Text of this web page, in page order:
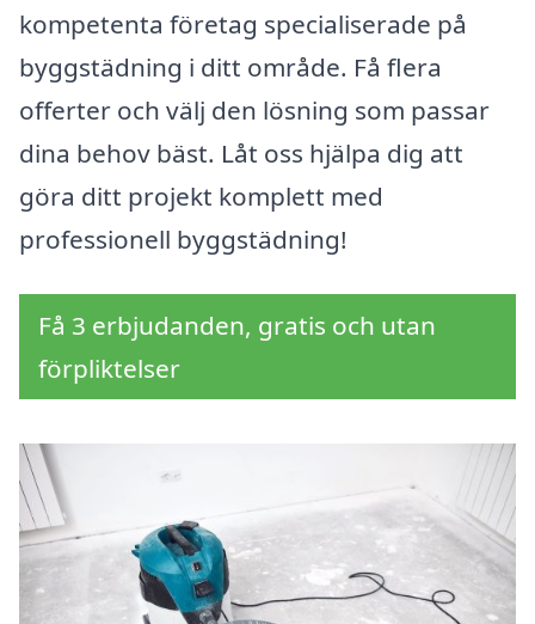
kompetenta företag specialiserade på
byggstädning i ditt område. Få flera
offerter och välj den lösning som passar
dina behov bäst. Låt oss hjälpa dig att
göra ditt projekt komplett med
professionell byggstädning!
Få 3 erbjudanden, gratis och utan
förpliktelser